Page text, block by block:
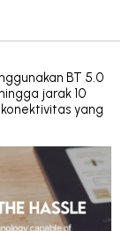
BT 5.0
jarak 10
yang